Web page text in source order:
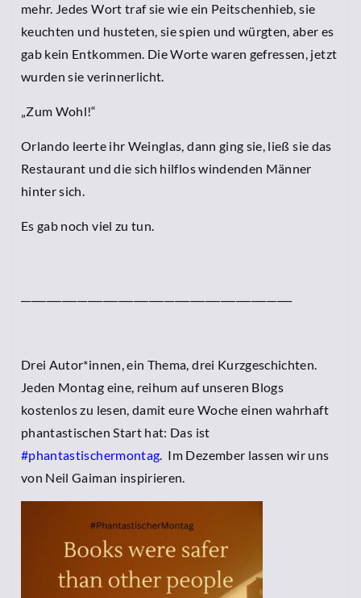
mehr. Jedes Wort traf sie wie ein Peitschenhieb, sie
keuchten und husteten, sie spien und würgten, aber es
gab kein Entkommen. Die Worte waren gefressen, jetzt
wurden sie verinnerlicht.
„Zum Wohl!“
Orlando leerte ihr Weinglas, dann ging sie, ließ sie das
Restaurant und die sich hilflos windenden Männer
hinter sich.
Es gab noch viel zu tun.
Drei Autor*innen, ein Thema, drei Kurzgeschichten.
Jeden Montag eine, reihum auf unseren Blogs
kostenlos zu lesen, damit eure Woche einen wahrhaft
phantastischen Start hat: Das ist
#phantastischermontag. Im Dezember lassen wir uns
von Neil Gaiman inspirieren.